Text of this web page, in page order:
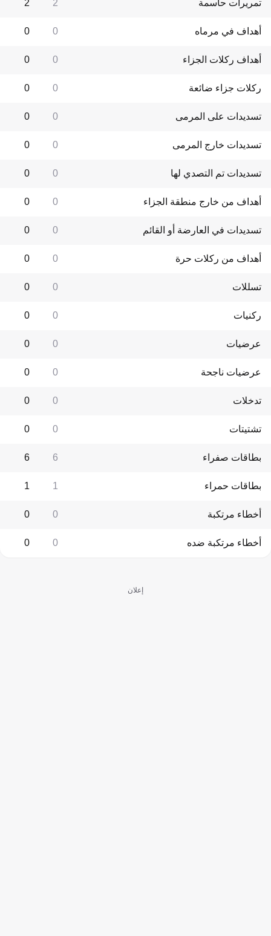
تمريرات حاسمة 2
2
أهداف في مرماه 0
0
أهداف ركلات الجزاء 0
0
ركلات جزاء ضائعة 0
0
تسديدات على المرمى 0
0
تسديدات خارج المرمى 0
0
تسديدات تم التصدي لها 0
0
أهداف من خارج منطقة الجزاء 0
0
تسديدات في العارضة أو القائم 0
0
أهداف من ركلات حرة 0
0
تسللات 0
0
ركنيات 0
0
عرضيات 0
0
عرضيات ناجحة 0
0
تدخلات 0
0
تشتيتات 0
0
بطاقات صفراء 6
6
بطاقات حمراء 1
1
أخطاء مرتكبة 0
0
أخطاء مرتكبة ضده 0
0
إعلان